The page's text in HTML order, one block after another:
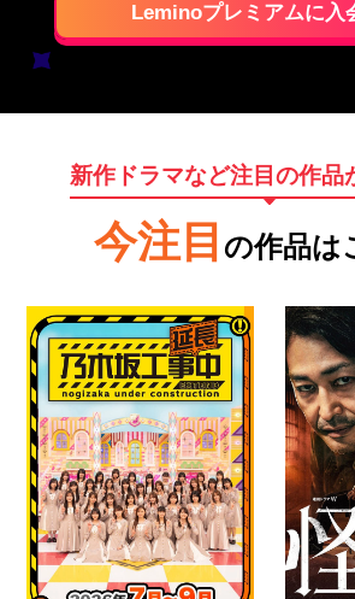
Leminoプレミアムに入
新作ドラマなど注目の作品
今注目 の作品は